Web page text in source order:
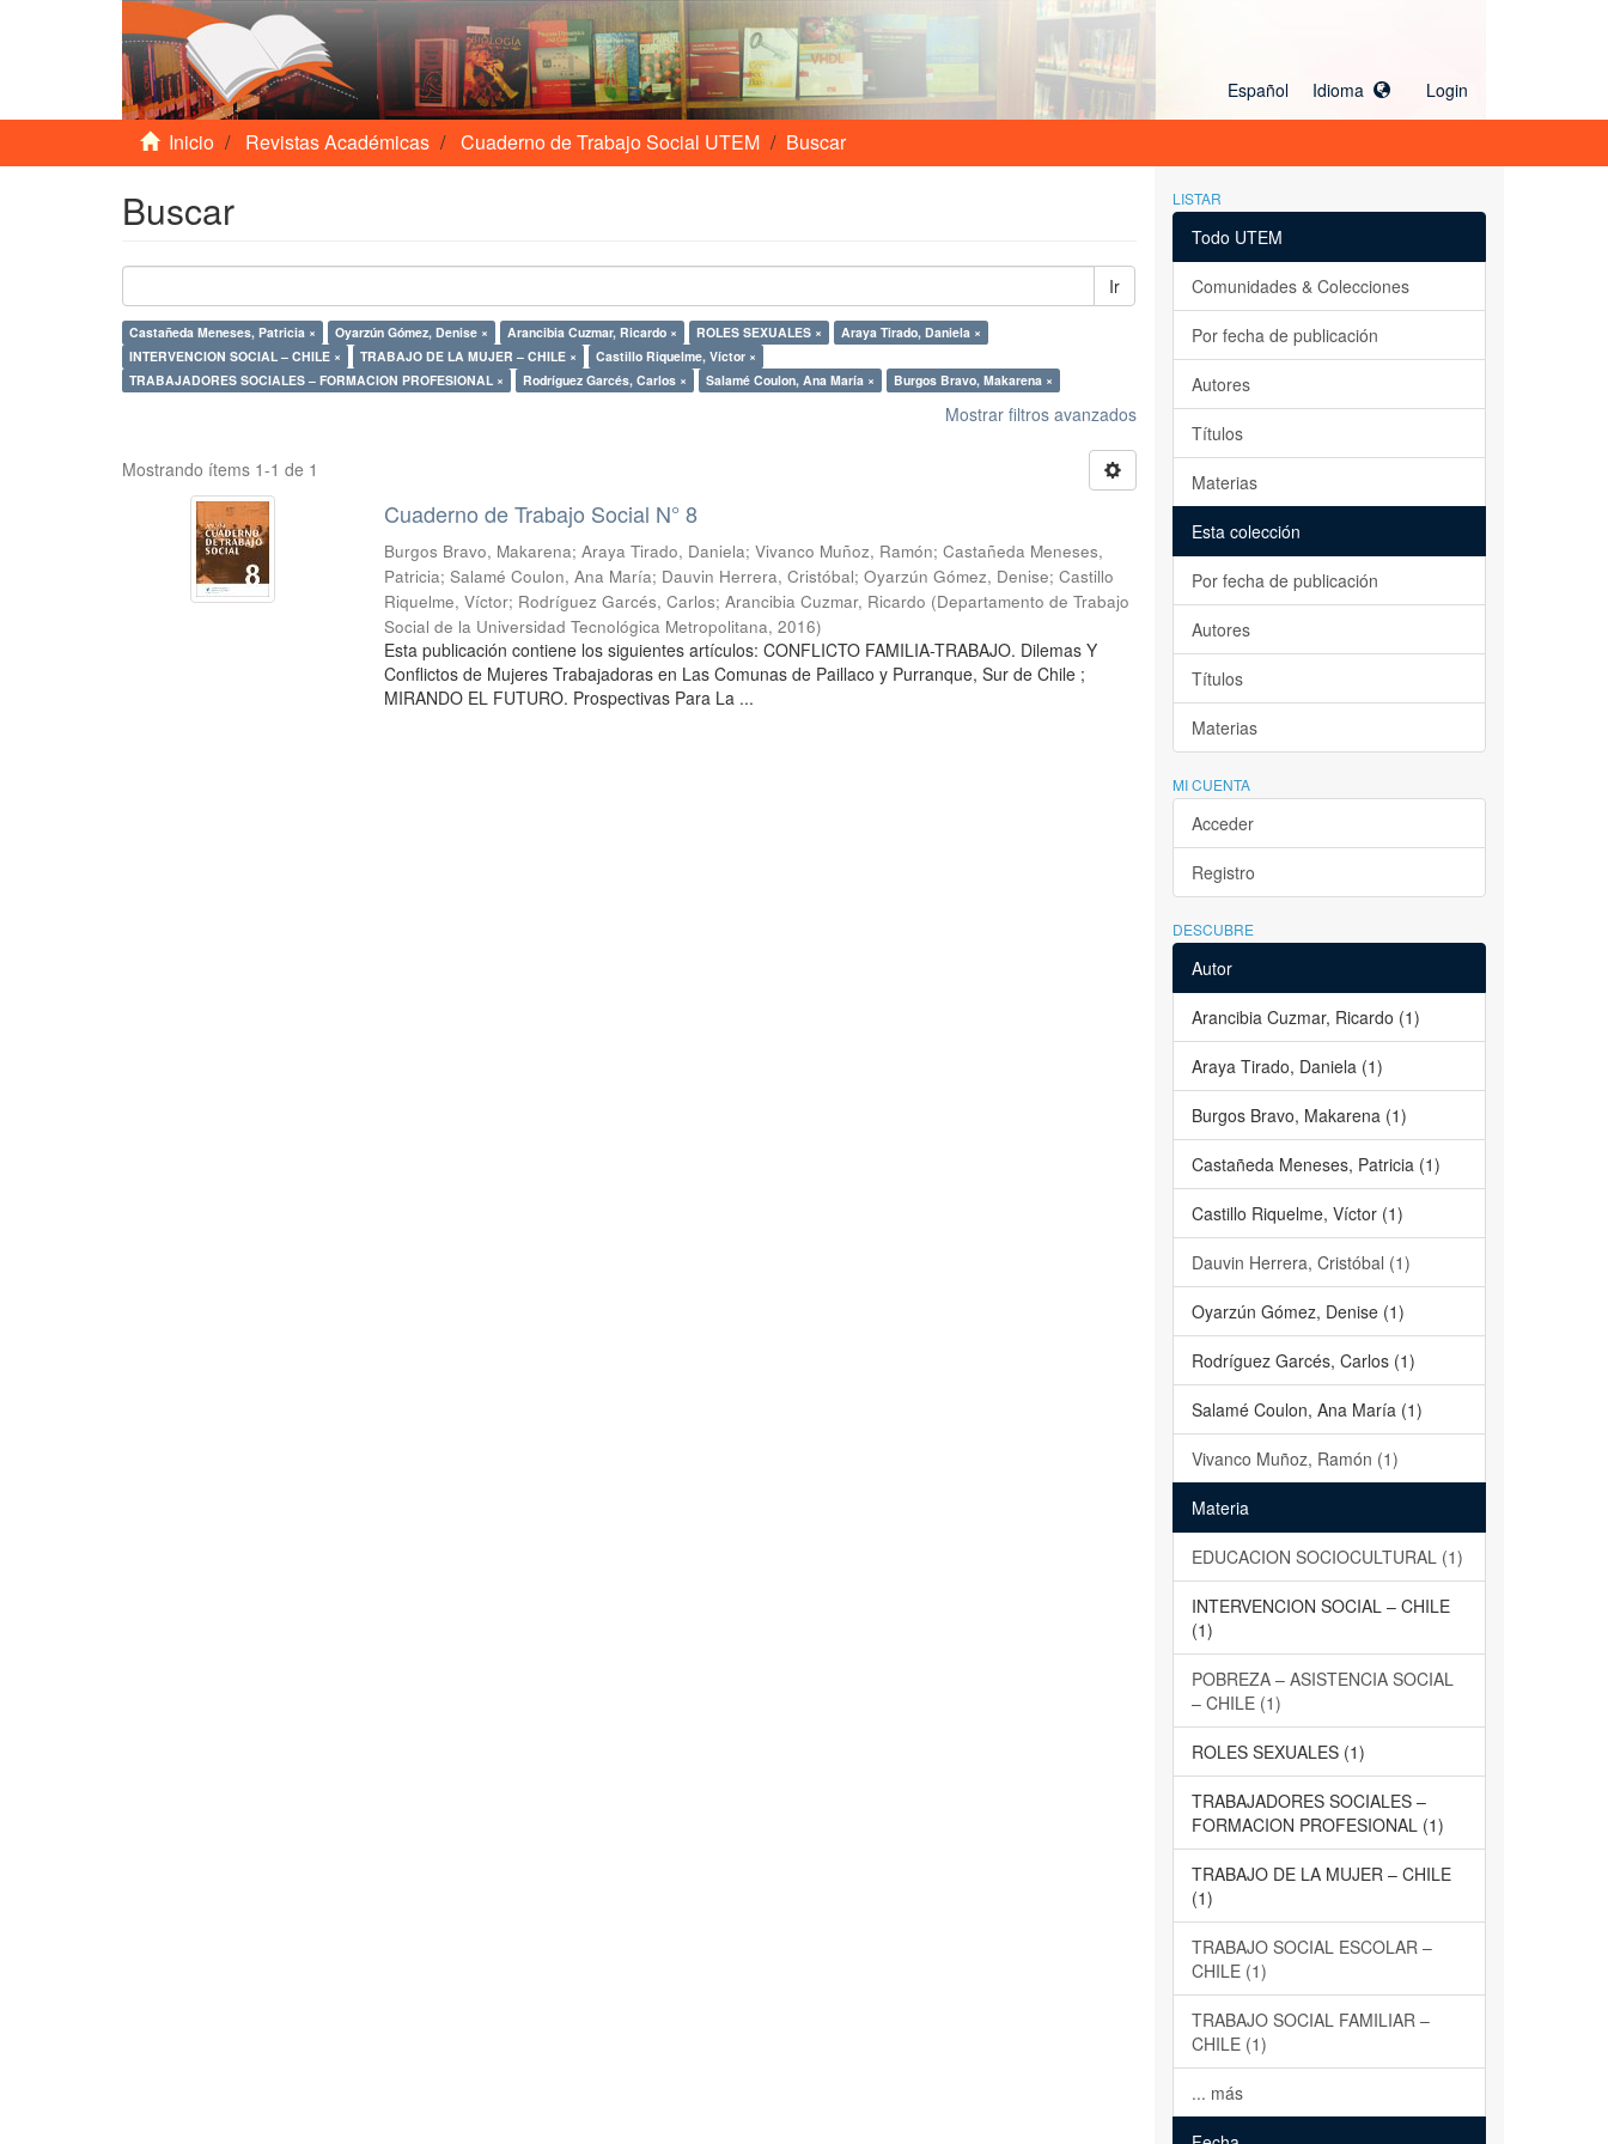
Español Idioma Login
Inicio Revistas Académicas Cuaderno de Trabajo Social UTEM Buscar
Buscar
Ir
Castañeda Meneses, Patricia × Oyarzún Gómez, Denise × Arancibia Cuzmar, Ricardo × ROLES SEXUALES ×
Araya Tirado, Daniela ×
INTERVENCION SOCIAL – CHILE ×
TRABAJO DE LA MUJER – CHILE ×
Castillo Riquelme, Víctor ×
TRABAJADORES SOCIALES – FORMACION PROFESIONAL ×
Rodríguez Garcés, Carlos × Salamé Coulon, Ana María × Burgos Bravo, Makarena ×
Mostrar filtros avanzados
Mostrando ítems 1-1 de 1
Cuaderno de Trabajo Social N° 8
Burgos Bravo, Makarena;Araya Tirado, Daniela;Vivanco Muñoz, Ramón;Castañeda Meneses,
Patricia;Salamé Coulon, Ana María; Dauvin Herrera, Cristóbal;Oyarzún Gómez, Denise;Castillo
Riquelme, Víctor; Rodríguez Garcés, Carlos;Arancibia Cuzmar, Ricardo (Departamento de Trabajo
Social de la Universidad Tecnológica Metropolitana,2016)
Esta publicación contiene los siguientes artículos: CONFLICTO FAMILIA-TRABAJO. Dilemas Y
Conflictos de Mujeres Trabajadoras en Las Comunas de Paillaco y Purranque, Sur de Chile ;
MIRANDO EL FUTURO. Prospectivas Para La ...
LISTAR
Todo UTEM
Comunidades & Colecciones
Por fecha de publicación
Autores
Títulos
Materias
Esta colección
Por fecha de publicación
Autores
Títulos
Materias
MI CUENTA
Acceder
Registro
DESCUBRE
Autor
Arancibia Cuzmar, Ricardo (1)
Araya Tirado, Daniela (1)
Burgos Bravo, Makarena (1)
Castañeda Meneses, Patricia (1)
Castillo Riquelme, Víctor (1)
Dauvin Herrera, Cristóbal (1)
Oyarzún Gómez, Denise (1)
Rodríguez Garcés, Carlos (1)
Salamé Coulon, Ana María (1)
Vivanco Muñoz, Ramón (1)
Materia
EDUCACION SOCIOCULTURAL (1)
INTERVENCION SOCIAL – CHILE
(1)
POBREZA – ASISTENCIA SOCIAL
– CHILE (1)
ROLES SEXUALES (1)
TRABAJADORES SOCIALES –
FORMACION PROFESIONAL (1)
TRABAJO DE LA MUJER – CHILE
(1)
TRABAJO SOCIAL ESCOLAR –
CHILE (1)
TRABAJO SOCIAL FAMILIAR –
CHILE (1)
... más